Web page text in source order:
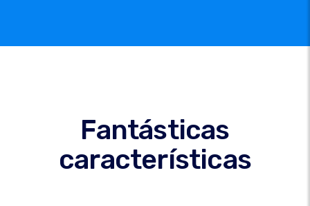
Fantásticas
características